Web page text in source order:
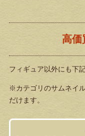
高価
フィギュア以外にも下
※カテゴリのサムネイ
だけます。